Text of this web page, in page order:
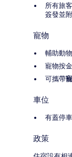
所有旅
簽發並
寵物
輔助動
寵物按
可攜帶
車位
有蓋停
政策